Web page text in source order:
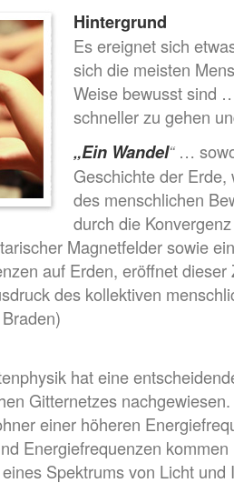
Hintergrund
Es ereignet sich
sich die meisten
Weise bewusst sind
schneller zu gehen
„Ein Wandel“…
Geschichte der
des menschlichen
durch die
Magnetfelder sowie
auf Erden, eröffnet
des kollektiven
hat eine
Gitternetzes
einer höheren
Energiefrequenzen
Spektrums von Licht und